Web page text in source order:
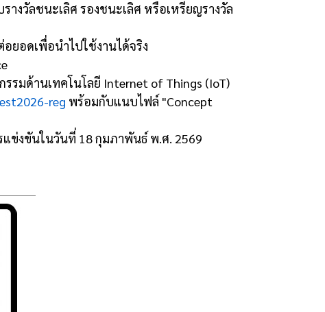
างวัลชนะเลิศ รองชนะเลิศ หรือเหรียญรางวัล
ยอดเพื่อนำไปใช้งานได้จริง
รมด้านเทคโนโลยี Internet of Things (IoT)
reg พร้อมกับแนบไฟล์ "Concept
แข่งขันในวันที่ 18 กุมภาพันธ์ พ.ศ. 2569